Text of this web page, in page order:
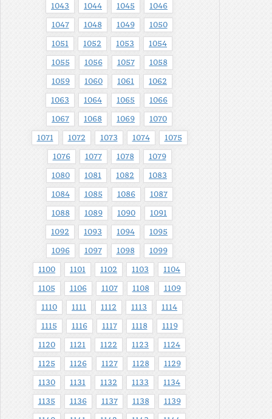
1043 1044 1045 1046
1047 1048 1049 1050
1051 1052 1053 1054
1055 1056 1057 1058
1059 1060 1061 1062
1063 1064 1065 1066
1067 1068 1069 1070
1071 1072 1073 1074 1075
1076 1077 1078 1079
1080 1081 1082 1083
1084 1085 1086 1087
1088 1089 1090 1091
1092 1093 1094 1095
1096 1097 1098 1099
1100 1101 1102 1103 1104
1105 1106 1107 1108 1109
1110 1111 1112 1113 1114
1115 1116 1117 1118 1119
1120 1121 1122 1123 1124
1125 1126 1127 1128 1129
1130 1131 1132 1133 1134
1135 1136 1137 1138 1139